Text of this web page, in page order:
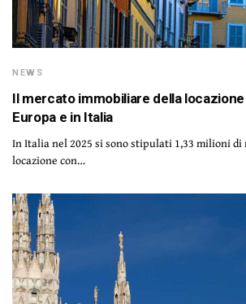
NEWS
Il mercato immobiliare della
Europa e in Italia
In Italia nel 2025 si sono stipulati 1,33 milioni
locazione con…